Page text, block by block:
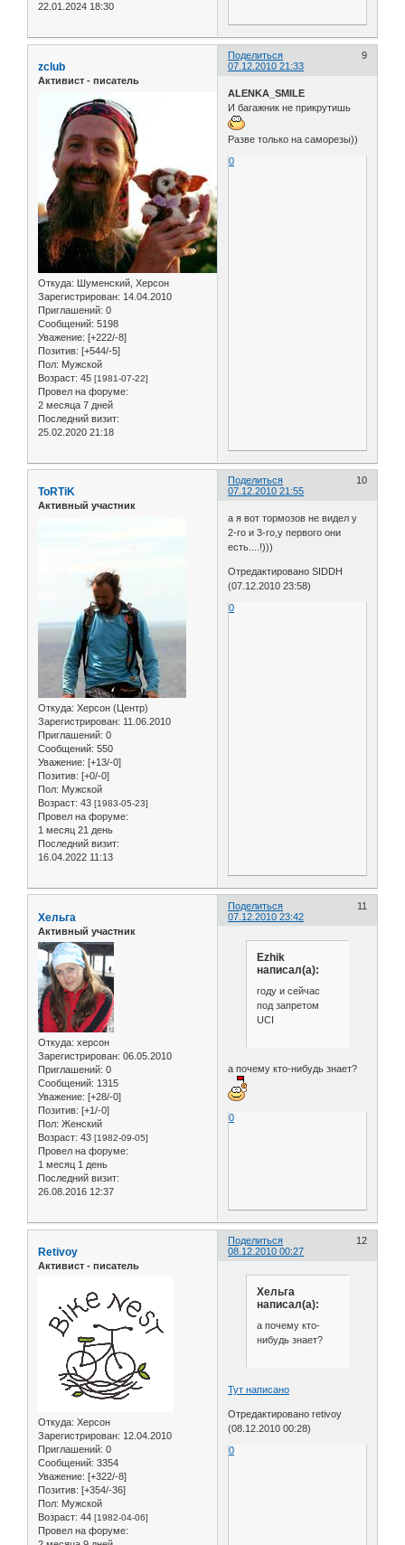
22.01.2024 18:30
Поделиться
9
07.12.2010 21:33
zclub
Активист - писатель
Откуда: Шуменский, Херсон
Зарегистрирован: 14.04.2010
Приглашений: 0
Сообщений: 5198
Уважение: [+222/-8]
Позитив: [+544/-5]
Пол: Мужской
Возраст: 45 [1981-07-22]
Провел на форуме:
2 месяца 7 дней
Последний визит:
25.02.2020 21:18
ALENKA_SMILE
И багажник не прикрутишь
Разве только на саморезы))
0
Поделиться
10
07.12.2010 21:55
ToRTiK
Активный участник
Откуда: Херсон (Центр)
Зарегистрирован: 11.06.2010
Приглашений: 0
Сообщений: 550
Уважение: [+13/-0]
Позитив: [+0/-0]
Пол: Мужской
Возраст: 43 [1983-05-23]
Провел на форуме:
1 месяц 21 день
Последний визит:
16.04.2022 11:13
а я вот тормозов не видел у
2-го и 3-го,у первого они
есть....!)))
Отредактировано SIDDH
(07.12.2010 23:58)
0
Поделиться
11
07.12.2010 23:42
Хельга
Активный участник
Откуда: херсон
Зарегистрирован: 06.05.2010
Приглашений: 0
Сообщений: 1315
Уважение: [+28/-0]
Позитив: [+1/-0]
Пол: Женский
Возраст: 43 [1982-09-05]
Провел на форуме:
1 месяц 1 день
Последний визит:
26.08.2016 12:37
Ezhik
написал(а):
году и сейчас
под запретом
UCI
а почему кто-нибудь знает?
0
Поделиться
12
08.12.2010 00:27
Retivoy
Активист - писатель
Откуда: Херсон
Зарегистрирован: 12.04.2010
Приглашений: 0
Сообщений: 3354
Уважение: [+322/-8]
Позитив: [+354/-36]
Пол: Мужской
Возраст: 44 [1982-04-06]
Провел на форуме:
Хельга
написал(а):
а почему кто-
нибудь знает?
Тут написано
Отредактировано retivoy
(08.12.2010 00:28)
0